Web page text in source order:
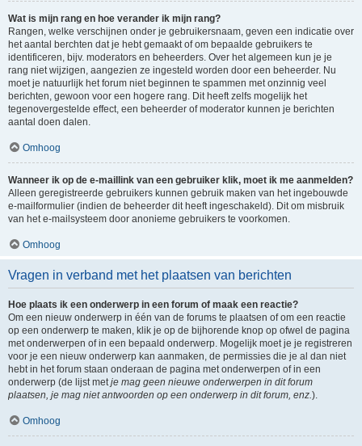
Wat is mijn rang en hoe verander ik mijn rang?
Rangen, welke verschijnen onder je gebruikersnaam, geven een indicatie over
het aantal berchten dat je hebt gemaakt of om bepaalde gebruikers te
identificeren, bijv. moderators en beheerders. Over het algemeen kun je je
rang niet wijzigen, aangezien ze ingesteld worden door een beheerder. Nu
moet je natuurlijk het forum niet beginnen te spammen met onzinnig veel
berichten, gewoon voor een hogere rang. Dit heeft zelfs mogelijk het
tegenovergestelde effect, een beheerder of moderator kunnen je berichten
aantal doen dalen.
Omhoog
Wanneer ik op de e-maillink van een gebruiker klik, moet ik me aanmelden?
Alleen geregistreerde gebruikers kunnen gebruik maken van het ingebouwde
e-mailformulier (indien de beheerder dit heeft ingeschakeld). Dit om misbruik
van het e-mailsysteem door anonieme gebruikers te voorkomen.
Omhoog
Vragen in verband met het plaatsen van berichten
Hoe plaats ik een onderwerp in een forum of maak een reactie?
Om een nieuw onderwerp in één van de forums te plaatsen of om een reactie
op een onderwerp te maken, klik je op de bijhorende knop op ofwel de pagina
met onderwerpen of in een bepaald onderwerp. Mogelijk moet je je registreren
voor je een nieuw onderwerp kan aanmaken, de permissies die je al dan niet
hebt in het forum staan onderaan de pagina met onderwerpen of in een
onderwerp (de lijst met je mag geen nieuwe onderwerpen in dit forum
plaatsen, je mag niet antwoorden op een onderwerp in dit forum, enz. ).
Omhoog